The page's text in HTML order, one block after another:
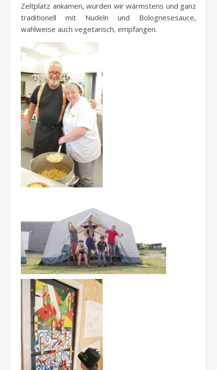
Zeltplatz ankamen, wurden wir wärmstens und ganz
traditionell mit Nudeln und Bolognesesauce,
wahlweise auch vegetarisch, empfangen.